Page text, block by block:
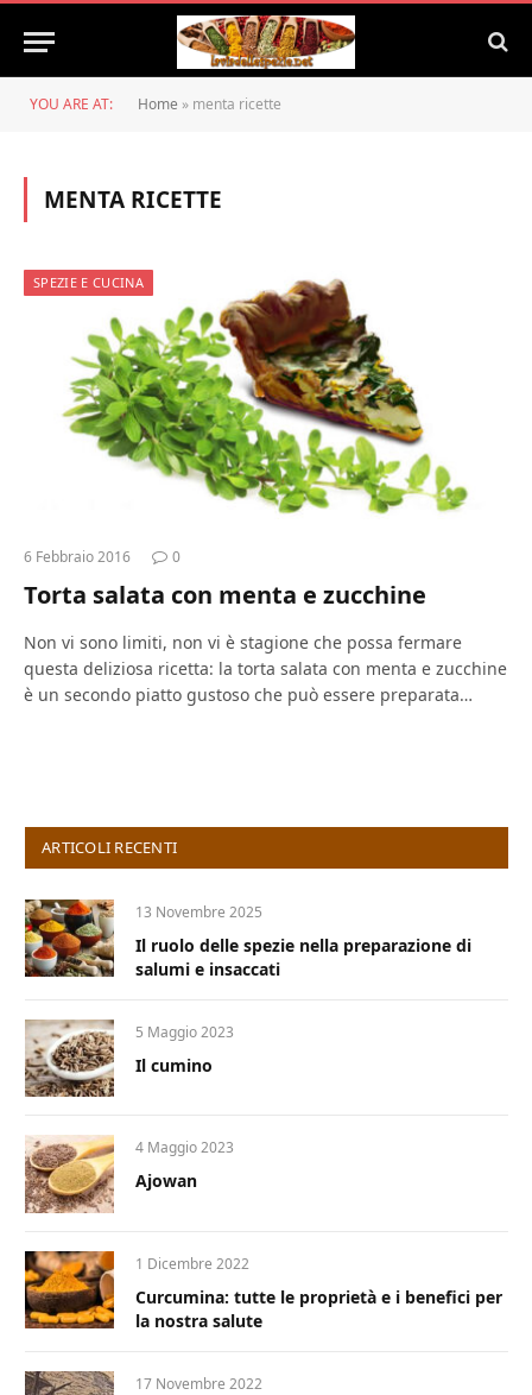
YOU ARE AT: Home » menta ricette
MENTA RICETTE
SPEZIE E CUCINA
6 Febbraio 2016 0
Torta salata con menta e zucchine
Non vi sono limiti, non vi è stagione che possa fermare
questa deliziosa ricetta: la torta salata con menta e zucchine
è un secondo piatto gustoso che può essere preparata…
ARTICOLI RECENTI
13 Novembre 2025
Il ruolo delle spezie nella preparazione di
salumi e insaccati
5 Maggio 2023
Il cumino
4 Maggio 2023
Ajowan
1 Dicembre 2022
Curcumina: tutte le proprietà e i benefici per
la nostra salute
17 Novembre 2022